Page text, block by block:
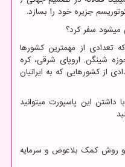
جزیره خود را بسازد.
میشود سفر کرد؟
ویزا که تعدادی از مهمترین کشورها
شینگن, اروپای شرقی، کره
از کشورهایی که به ایرانیان
داشتن این پاسپورت میتوانید
دو روش کمک بلاعوض و سرمایه